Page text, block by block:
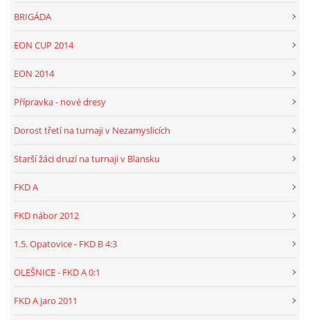
BRIGÁDA
EON CUP 2014
EON 2014
Přípravka - nové dresy
Dorost třetí na turnaji v Nezamyslicích
Starší žáci druzí na turnaji v Blansku
FKD A
FKD nábor 2012
1.5. Opatovice - FKD B 4:3
OLEŠNICE - FKD A 0:1
FKD A jaro 2011